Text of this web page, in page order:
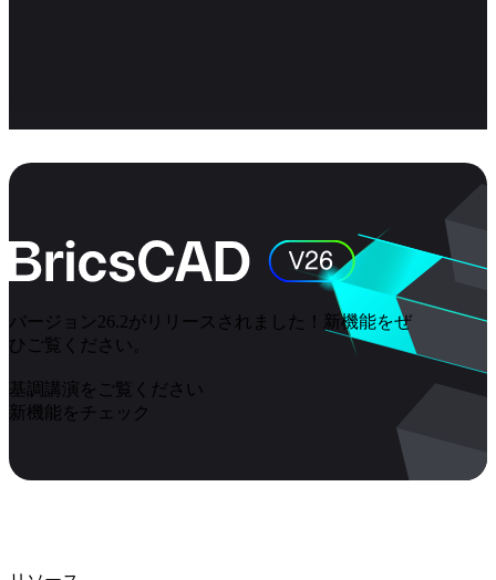
バージョン26.2がリリースされました！新機能をぜ
ひご覧ください。
基調講演をご覧ください
新機能をチェック